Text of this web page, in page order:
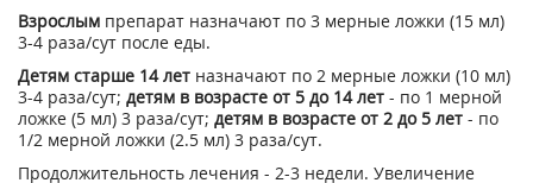
Взрослым препарат назначают по 3 мерные ложки (15 мл)
3-4 раза/сут после еды.
Детям старше 14 лет назначают по 2 мерные ложки (10 мл)
3-4 раза/сут; детям в возрасте от 5 до 14 лет - по 1 мерной
ложке (5 мл) 3 раза/сут; детям в возрасте от 2 до 5 лет - по
1/2 мерной ложки (2.5 мл) 3 раза/сут.
Продолжительность лечения - 2-3 недели. Увеличение